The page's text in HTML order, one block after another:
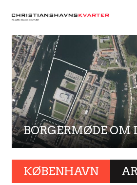
BORGERMØDE OM
KØBENHAVN